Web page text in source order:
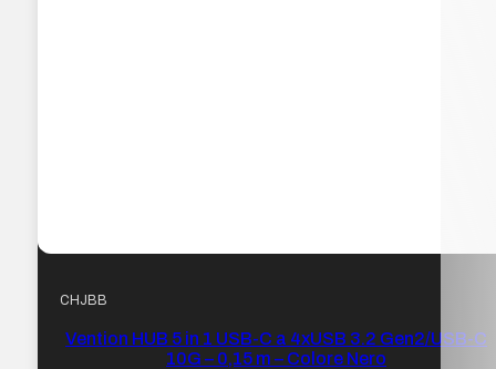
CHJBB
Vention HUB 5 in 1 USB-C a 4xUSB 3.2 Gen2/USB-C
10G – 0,15 m – Colore Nero